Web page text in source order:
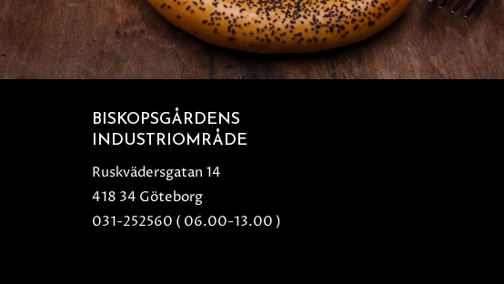
BISKOPSGÅRDENS
INDUSTRIOMRÅDE
Ruskvädersgatan 14
418 34 Göteborg
031-252560 ( 06.00-13.00 )